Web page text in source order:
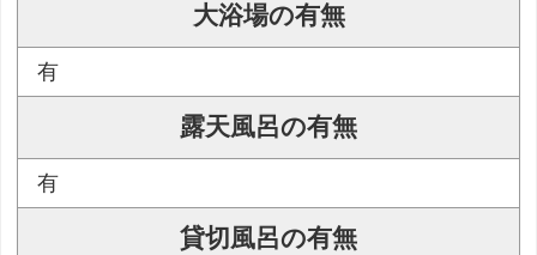
大浴場の有無
有
露天風呂の有無
有
貸切風呂の有無